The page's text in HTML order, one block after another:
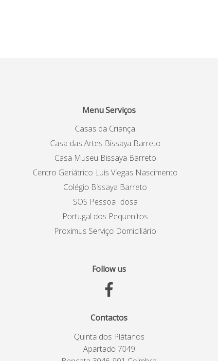
Menu Serviços
Casas da Criança
Casa das Artes Bissaya Barreto
Casa Museu Bissaya Barreto
Centro Geriátrico Luís Viegas Nascimento
Colégio Bissaya Barreto
SOS Pessoa Idosa
Portugal dos Pequenitos
Proximus Serviço Domiciliário
Follow us
Contactos
Quinta dos Plátanos
Apartado 7049